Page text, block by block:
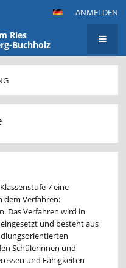
ANMELDEN
Ries
Buchholz
7 eine
dem Verfahren:
Das Verfahren wird in
und besteht aus
Schülerinnen und
und Fähigkeiten